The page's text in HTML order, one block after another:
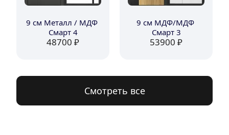
9 см Металл / МДФ
Смарт 4
48700 ₽
9 см МДФ/МДФ
Смарт 3
53900 ₽
Смотреть все